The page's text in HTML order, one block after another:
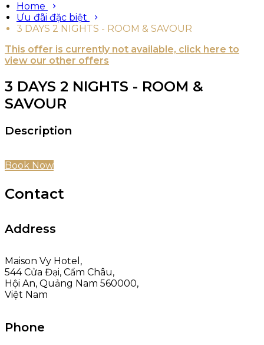
Home
Ưu đãi đặc biệt
3 DAYS 2 NIGHTS - ROOM & SAVOUR
This offer is currently not available, click here to
view our other offers
3 DAYS 2 NIGHTS - ROOM &
SAVOUR
Description
Book Now
Contact
Address
Maison Vy Hotel,
544 Cửa Đại, Cẩm Châu,
Hội An, Quảng Nam 560000,
Việt Nam
Phone